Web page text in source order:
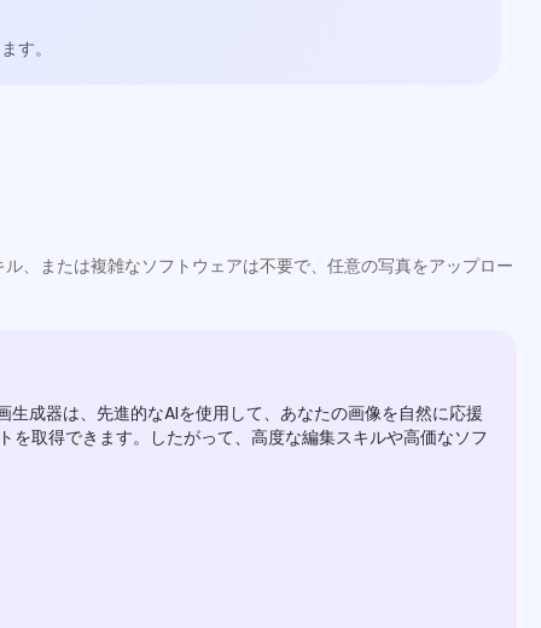
す。
、または複雑なソフトウェアは不要で、任意の写真をアップロー
成器は、先進的なAIを使用して、あなたの画像を自然に応援
取得できます。したがって、高度な編集スキルや高価なソフ